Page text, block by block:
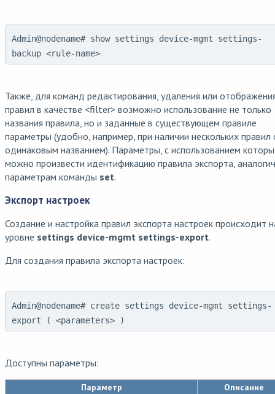
Admin@nodename# show settings device-mgmt settings-
backup <rule-name>
Также, для команд редактирования, удаления или
правил в качестве <filter> возможно использование не только
названия правила, но и заданные в существующем правиле
параметры (удобно, например, при наличии нескольких правил
одинаковым названием). Параметры, с использованием
можно произвести идентификацию правила экспорта,
параметрам команды set.
Экспорт настроек
Создание и настройка правил экспорта настроек происходит
уровне settings device-mgmt settings-export.
Для создания правила экспорта настроек:
Admin@nodename# create settings device-mgmt settings-
export ( <parameters> )
Доступны параметры:
Параметр Описание